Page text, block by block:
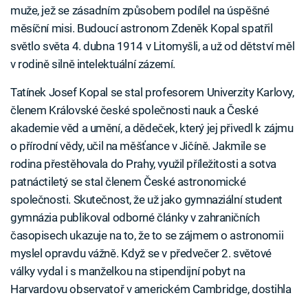
muže, jež se zásadním způsobem podílel na úspěšné
měsíční misi. Budoucí astronom Zdeněk Kopal spatřil
světlo světa 4. dubna 1914 v Litomyšli, a už od dětství měl
v rodině silně intelektuální zázemí.
Tatínek Josef Kopal se stal profesorem Univerzity Karlovy,
členem Královské české společnosti nauk a České
akademie věd a umění, a dědeček, který jej přivedl k zájmu
o přírodní vědy, učil na měšťance v Jičíně. Jakmile se
rodina přestěhovala do Prahy, využil příležitosti a sotva
patnáctiletý se stal členem České astronomické
společnosti. Skutečnost, že už jako gymnaziální student
gymnázia publikoval odborné články v zahraničních
časopisech ukazuje na to, že to se zájmem o astronomii
myslel opravdu vážně. Když se v předvečer 2. světové
války vydal i s manželkou na stipendijní pobyt na
Harvardovu observatoř v americkém Cambridge, dostihla